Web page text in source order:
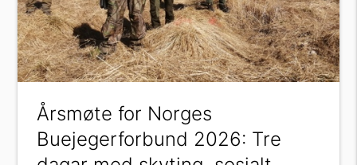
Årsmøte for Norges
Buejegerforbund 2026: Tre